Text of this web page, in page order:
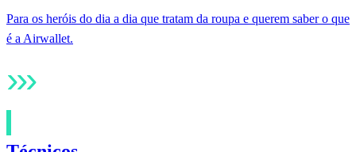
Para os heróis do dia a dia que tratam da roupa e querem saber o que
é a Airwallet.
›››